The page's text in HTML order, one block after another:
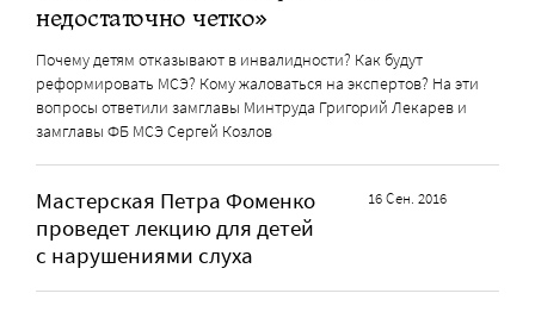
недостаточно четко»
Почему детям отказывают в инвалидности? Как будут
реформировать МСЭ? Кому жаловаться на экспертов? На эти
вопросы ответили замглавы Минтруда Григорий Лекарев и
замглавы ФБ МСЭ Сергей Козлов
Мастерская Петра Фоменко
проведет лекцию для детей
с нарушениями слуха
16 Сен. 2016